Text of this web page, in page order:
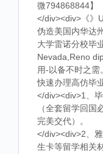
微794868844】
</div><div>《》
伪造美国内华达
大学雷诺分校毕
Nevada,Reno
用-以备不时之需
快速办理高仿毕
</div><div>1、
（全套留学回
完美交代）。
</div><div>2、
生卡等留学相关